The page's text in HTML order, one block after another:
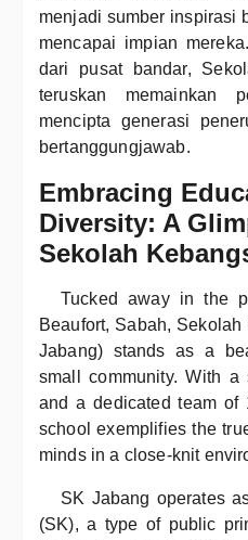
menjadi sumber inspirasi
mencapai impian
dari pusat bandar,
teruskan memainkan
mencipta generasi
bertanggungjawab.
Embracing
Diversity: A
Sekolah
Tucked away in the
Beaufort, Sabah,
Jabang) stands as a
small community. With
and a dedicated team of
school exemplifies the
minds in a close-knit
SK Jabang operates
(SK), a type of public